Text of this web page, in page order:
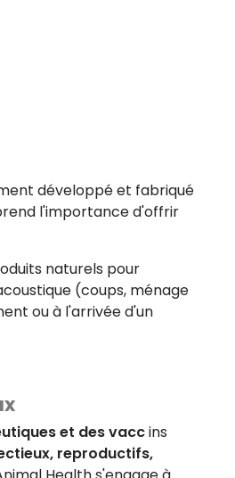
développé et fabriqué
l'importance d'offrir
naturels pour
(coups, ménage
ou à l'arrivée d'un
et des vaccins
reproductifs,